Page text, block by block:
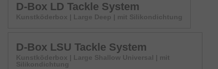
D-Box LD Tackle System
Kunstköderbox | Large Deep | mit Silikondichtung
D-Box LSU Tackle System
Kunstköderbox | Large Shallow Universal | mit
Silikondichtung